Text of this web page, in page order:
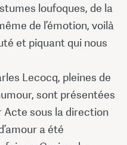
loufoques, de la
de l’émotion, voilà
et piquant qui nous
Lecocq, pleines de
sont présentées
Acte sous la direction
a été